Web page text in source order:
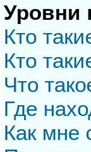
Уровни
Кто
Кто
Что
Где
Как мне